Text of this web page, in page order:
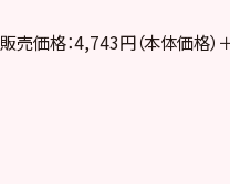
販売価格：4,743円（本体価格）